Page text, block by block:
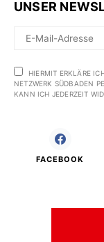
UNSER
HIERMIT ERKLÄRE
NETZWERK SÜDBADEN
KANN ICH JEDERZEIT
FACEBOOK